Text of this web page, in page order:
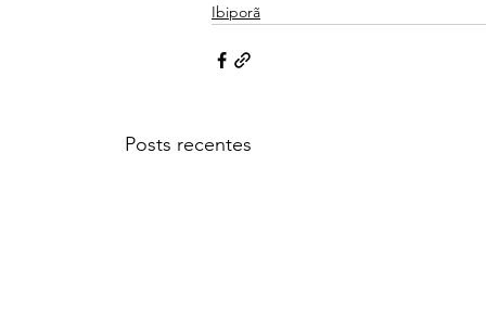
Ibiporã
Posts recentes